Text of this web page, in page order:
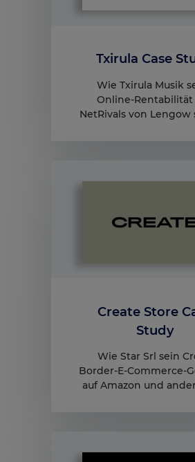
Txirula Case
Wie Txirula Musik
NetRivals von Lengow
Create Store
Study
Wie Star Srl sein
Border-E-Commerce-
auf Amazon und